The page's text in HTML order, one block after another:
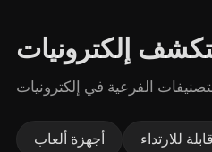
إلكترونيات
أجهزة ألعاب للارتداء